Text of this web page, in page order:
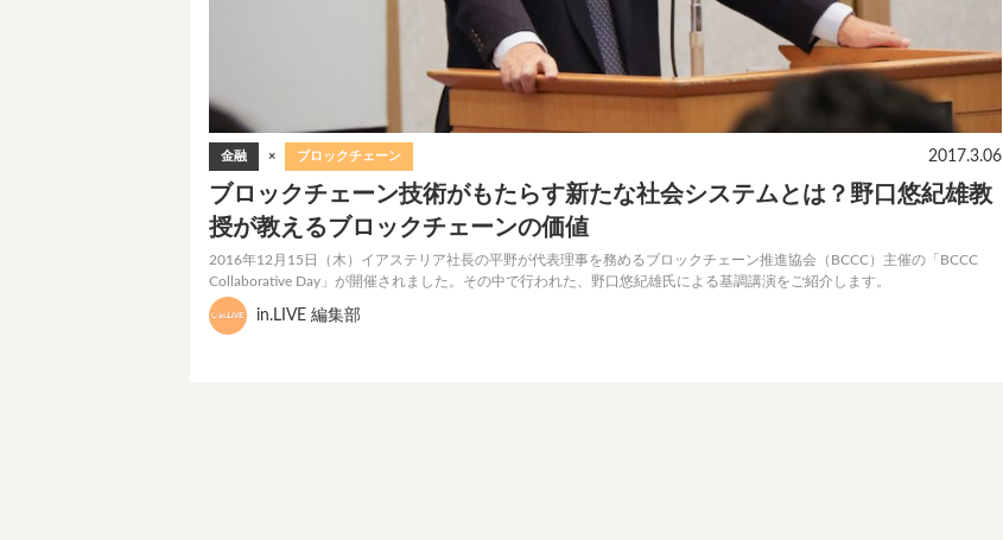
金融 × ブロックチェーン 2017.3.06
ブロックチェーン技術がもたらす新たな社会システムとは？野口悠紀雄教
授が教えるブロックチェーンの価値
2016年12月15日（木）イアステリア社長の平野が代表理事を務めるブロックチェーン推進協会（BCCC）主催の「BCCC
Collaborative Day」が開催されました。その中で行われた、野口悠紀雄氏による基調講演をご紹介します。
in.LIVE 編集部